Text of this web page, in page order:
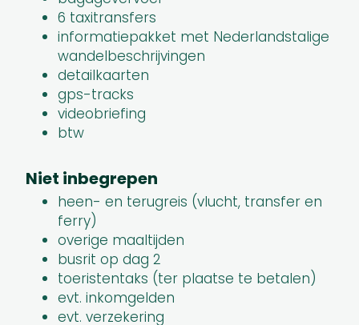
6 taxitransfers
informatiepakket met Nederlandstalige
wandelbeschrijvingen
detailkaarten
gps-tracks
videobriefing
btw
Niet inbegrepen
heen- en terugreis (vlucht, transfer en
ferry)
overige maaltijden
busrit op dag 2
toeristentaks (ter plaatse te betalen)
evt. inkomgelden
evt. verzekering